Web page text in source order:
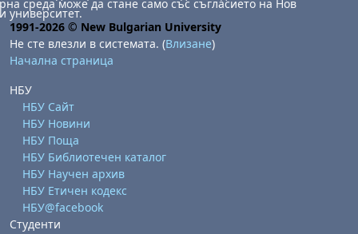
1 август
неделя, 2 август
6 август
август8 август
неделя, 9 август
август
август
15 август
неделя, 16 август
август
август
22 август
неделя, 23 август
август
август
29 август
неделя, 30 август
среда може да стане само със съгласието на Нов
университет.
1991-2026 © New Bulgarian University
Не сте влезли в системата. (Влизане)
Начална страница
НБУ
НБУ Сайт
НБУ Новини
НБУ Поща
НБУ Библиотечен каталог
НБУ Научен архив
НБУ Етичен кодекс
НБУ@facebook
Студенти